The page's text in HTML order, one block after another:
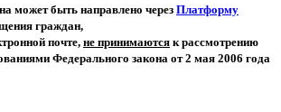
может быть направлено через Платформу
граждан,
почте, не принимаются к рассмотрению
Федерального закона от 2 мая 2006 года